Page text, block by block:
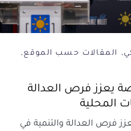
المقالات حسب الموقع
يعزز فرص العدالة
المحلية
فرص العدالة والتنمية في